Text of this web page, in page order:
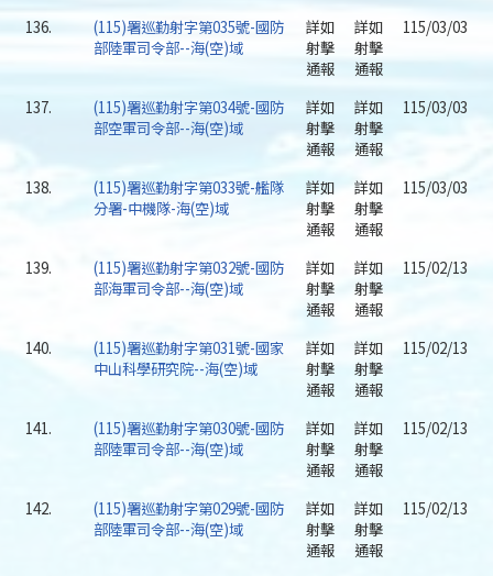
136.
(115)署巡勤射字第035號-國防
部陸軍司令部--海(空)域
詳如
射擊
通報
詳如
射擊
通報
115/03/03
137.
(115)署巡勤射字第034號-國防
部空軍司令部--海(空)域
詳如
射擊
通報
詳如
射擊
通報
115/03/03
138.
(115)署巡勤射字第033號-艦隊
分署-中機隊-海(空)域
詳如
射擊
通報
詳如
射擊
通報
115/03/03
139.
(115)署巡勤射字第032號-國防
部海軍司令部--海(空)域
詳如
射擊
通報
詳如
射擊
通報
115/02/13
140.
(115)署巡勤射字第031號-國家
中山科學研究院--海(空)域
詳如
射擊
通報
詳如
射擊
通報
115/02/13
141.
(115)署巡勤射字第030號-國防
部陸軍司令部--海(空)域
詳如
射擊
通報
詳如
射擊
通報
115/02/13
142.
(115)署巡勤射字第029號-國防
部陸軍司令部--海(空)域
詳如
射擊
通報
詳如
射擊
通報
115/02/13